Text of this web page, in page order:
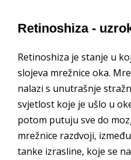
Retinoshiza -
Retinoshiza je stanje u
slojeva mrežnice oka.
nalazi s unutrašnje
svjetlost koje je ušlo u
potom putuju sve do
mrežnice razdvoji,
tanke izrasline, koje se